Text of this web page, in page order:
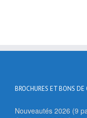
BROCHURES ET BONS
Nouveautés 2026 (9